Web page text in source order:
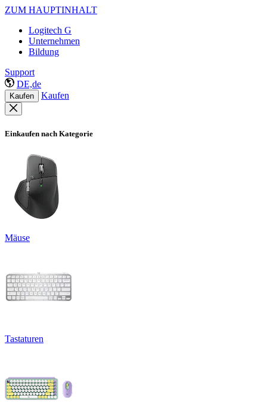
ZUM HAUPTINHALT
Logitech G
Unternehmen
Bildung
Support
DE,de
Kaufen Kaufen
Einkaufen nach Kategorie
Mäuse
Tastaturen